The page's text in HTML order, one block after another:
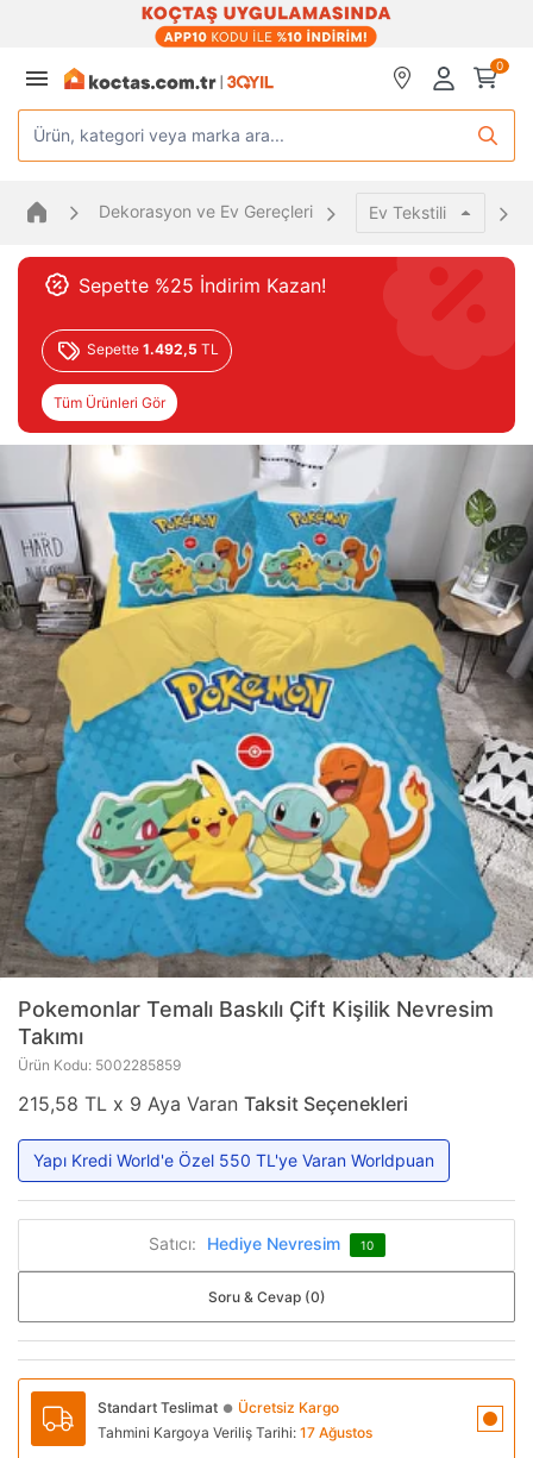
0
Ürün, kategori veya marka ara...
Dekorasyon ve Ev Gereçleri Ev Tekstili
Sepette %25 İndirim Kazan!
Sepette 1.492,5 TL
Tüm Ürünleri Gör
Pokemonlar Temalı Baskılı Çift Kişilik Nevresim
Takımı
Ürün Kodu: 5002285859
215,58 TL x 9 Aya Varan Taksit Seçenekleri
Yapı Kredi World'e Özel 550 TL'ye Varan Worldpuan
Satıcı: Hediye Nevresim 10
Soru & Cevap (0)
Standart Teslimat ● Ücretsiz Kargo
Tahmini Kargoya Veriliş Tarihi: 17 Ağustos